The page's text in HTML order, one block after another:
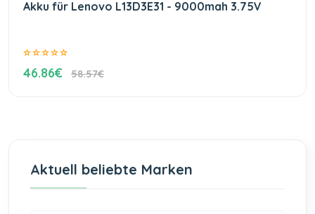
Akku für Lenovo L13D3E31 - 9000mah 3.75V
46.86€ 58.57€
Aktuell beliebte Marken